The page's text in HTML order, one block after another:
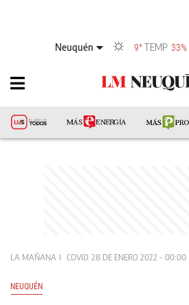
Neuquén 9° TEMP 33%
LA MAÑANA COVID 28 DE ENERO 2022 - 00:00
NEUQUÉN